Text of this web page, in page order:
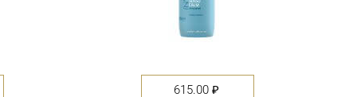
615.00₽